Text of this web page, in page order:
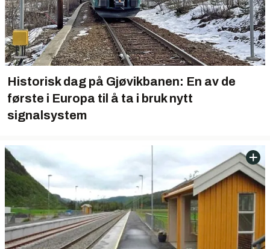
Historisk dag på Gjøvikbanen: En av de
første i Europa til å ta i bruk nytt
signalsystem